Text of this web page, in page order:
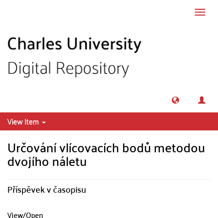
View Item
Určování vlícovacích bodů metodou
dvojího náletu
Příspěvek v časopisu
View/Open